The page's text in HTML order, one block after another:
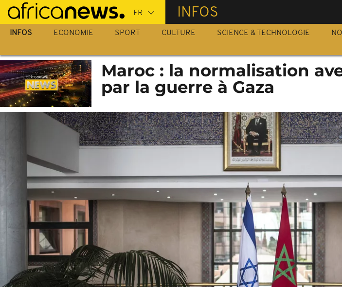
Passer
au
contenu
INFOS
INFOS ECONOMIE SPORT CULTURE SCIENCE & TECHNOLOGIE
Maroc : la normalisation
par la guerre à Gaza